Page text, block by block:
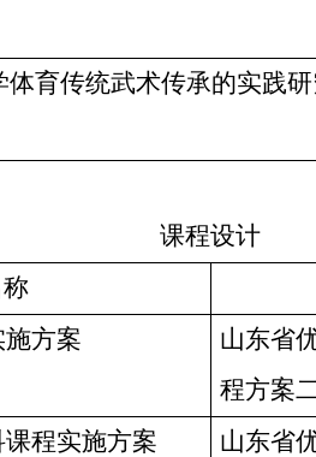
育传统武术传承的实践
课程设计
方案
山东省
程方案
程实施方案
山东省